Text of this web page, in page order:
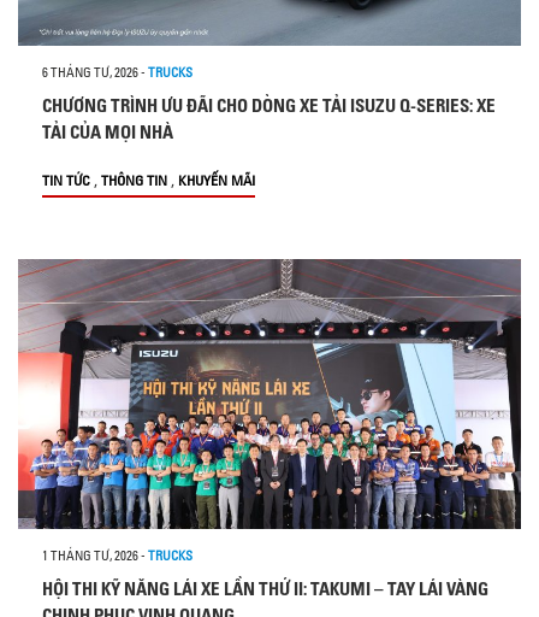
6 THÁNG TƯ, 2026- TRUCKS
CHƯƠNG TRÌNH ƯU ĐÃI CHO DÒNG XE TẢI ISUZU Q-SERIES: XE
TẢI CỦA MỌI NHÀ
TIN TỨC , THÔNG TIN , KHUYẾN MÃI
1 THÁNG TƯ, 2026- TRUCKS
HỘI THI KỸ NĂNG LÁI XE LẦN THỨ II: TAKUMI – TAY LÁI VÀNG